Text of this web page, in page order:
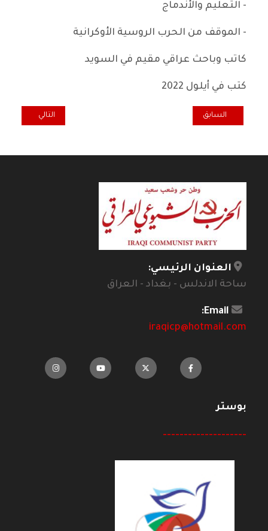
- التعليم والأندماج
- الموقف من الحرب الروسية الأوكرانية
كاتب وباحث عراقي مقيم في السويد
كتب في أيلول 2022
المقال السابق: عشية الانتخابات السويدية ليس خرقا للصمت الانتخابي
السابق المقال التالي:
التالي
العنوان الرئيسي:
ساحة الاندلس - بغداد - العراق
Email:
iraqicp@hotmail.com
بوستر
--------------------